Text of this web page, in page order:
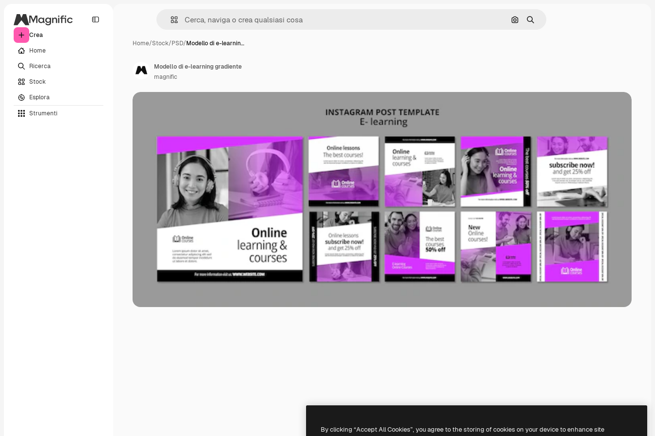
Crea
Home
Ricerca
Stock
Esplora
Strumenti
Cerca per immagine
Ricerca
Home/Stock/PSD/Modello di e-learnin…
Modello di e-learning gradiente
magnific
By clicking “Accept All Cookies”, you agree to the storing of cookies on your device to enhance site